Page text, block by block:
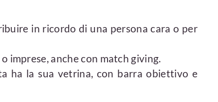
in ricordo di una persona cara o per
imprese, anche con match giving.
ha la sua vetrina, con barra obiettivo e